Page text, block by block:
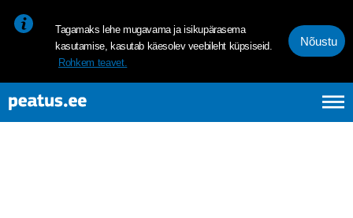
Tagamaks lehe mugavama ja isikupärasema
kasutamise, kasutab käesolev veebileht küpsiseid.
Rohkem teavet.
Nõustu